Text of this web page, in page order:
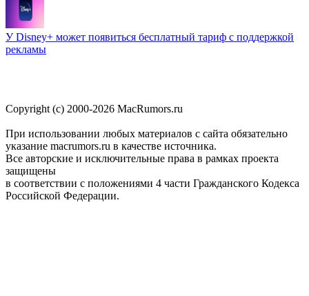
У Disney+ может появиться бесплатный тариф с поддержкой
рекламы
Copyright (c) 2000-2026 MacRumors.ru
При использовании любых материалов с сайта обязательно
указание macrumors.ru в качестве источника.
Все авторские и исключительные права в рамках проекта
защищены
в соответствии с положениями 4 части Гражданского Кодекса
Российской Федерации.